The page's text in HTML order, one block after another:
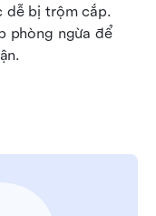
dễ bị trộm cắp.
phòng ngừa để